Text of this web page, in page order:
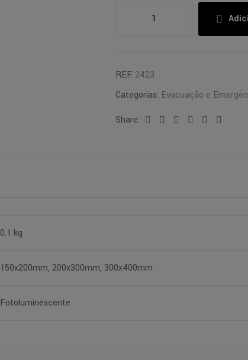
REF: 2423
Categorias: Evacuação e
Share:
Facebook
TwitterLinkedinGoogle+Pinterest
0.1 kg
150x200mm, 200x300mm, 300x400mm
Fotoluminescente